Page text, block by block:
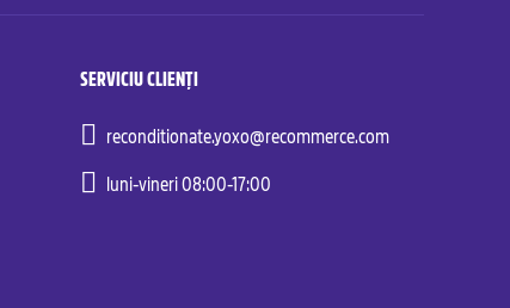
SERVICIU CLIENȚI
reconditionate.yoxo@recommerce.com
luni-vineri 08:00-17:00